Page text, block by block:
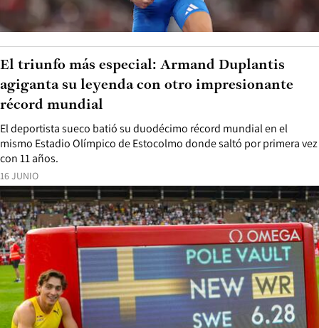
16 JUNIO
El deportista sueco batió su duodécimo récord mundial en el
mismo Estadio Olímpico de Estocolmo donde saltó por primera vez
con 11 años.
El triunfo más especial: Armand Duplantis
agiganta su leyenda con otro impresionante
récord mundial